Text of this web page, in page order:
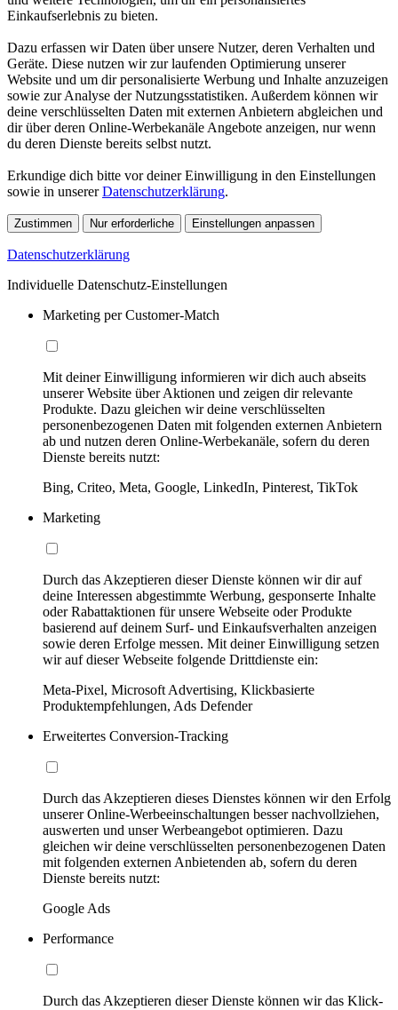
Einkaufserlebnis zu bieten.
Dazu erfassen wir Daten über unsere Nutzer, deren Verhalten und
Geräte. Diese nutzen wir zur laufenden Optimierung unserer
Website und um dir personalisierte Werbung und Inhalte anzuzeigen
sowie zur Analyse der Nutzungsstatistiken. Außerdem können wir
deine verschlüsselten Daten mit externen Anbietern abgleichen und
dir über deren Online-Werbekanäle Angebote anzeigen, nur wenn
du deren Dienste bereits selbst nutzt.
Erkundige dich bitte vor deiner Einwilligung in den Einstellungen
sowie in unsererDatenschutzerklärung.
Zustimmen Nur erforderliche Einstellungen anpassen
Datenschutzerklärung
Individuelle Datenschutz-Einstellungen
Marketing per Customer-Match
Mit deiner Einwilligung informieren wir dich auch abseits
unserer Website über Aktionen und zeigen dir relevante
Produkte. Dazu gleichen wir deine verschlüsselten
personenbezogenen Daten mit folgenden externen Anbietern
ab und nutzen deren Online-Werbekanäle, sofern du deren
Dienste bereits nutzt:
Bing, Criteo, Meta, Google, LinkedIn, Pinterest, TikTok
Marketing
Durch das Akzeptieren dieser Dienste können wir dir auf
deine Interessen abgestimmte Werbung, gesponserte Inhalte
oder Rabattaktionen für unsere Webseite oder Produkte
basierend auf deinem Surf- und Einkaufsverhalten anzeigen
sowie deren Erfolge messen. Mit deiner Einwilligung setzen
wir auf dieser Webseite folgende Drittdienste ein:
Meta-Pixel, Microsoft Advertising, Klickbasierte
Produktempfehlungen, Ads Defender
Erweitertes Conversion-Tracking
Durch das Akzeptieren dieses Dienstes können wir den Erfolg
unserer Online-Werbeeinschaltungen besser nachvollziehen,
auswerten und unser Werbeangebot optimieren. Dazu
gleichen wir deine verschlüsselten personenbezogenen Daten
mit folgenden externen Anbietenden ab, sofern du deren
Dienste bereits nutzt:
Google Ads
Performance
Durch das Akzeptieren dieser Dienste können wir das Klick-